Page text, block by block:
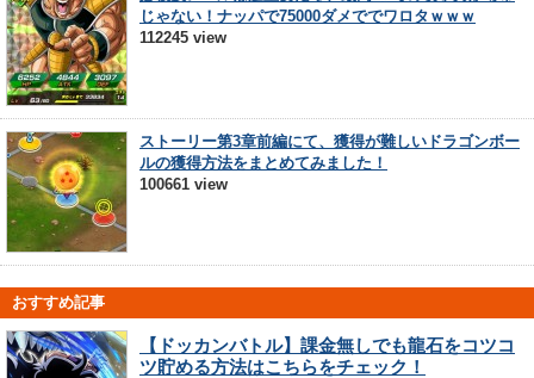
じゃない！ナッパで75000ダメででワロタｗｗｗ
112245 view
ストーリー第3章前編にて、獲得が難しいドラゴンボー
ルの獲得方法をまとめてみました！
100661 view
おすすめ記事
【ドッカンバトル】課金無しでも龍石をコツコ
ツ貯める方法はこちらをチェック！